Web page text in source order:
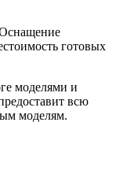
готовых
моделями и
всю
моделям.